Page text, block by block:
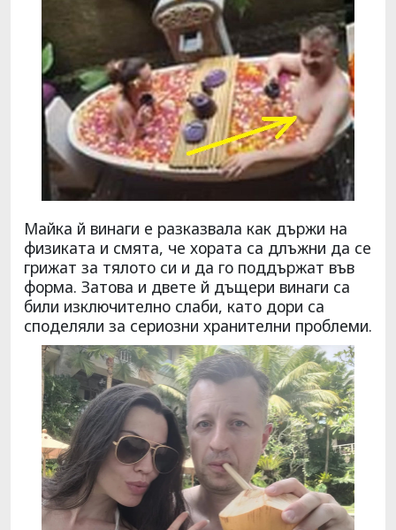
Майка й винаги е разказвала как държи на
физиката и смята, че хората са длъжни да се
грижат за тялото си и да го поддържат във
форма. Затова и двете й дъщери винаги са
били изключително слаби, като дори са
споделяли за сериозни хранителни проблеми.